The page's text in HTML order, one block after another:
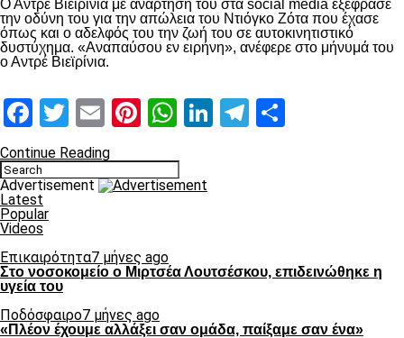
Ο Αντρέ Βιεϊρίνια με ανάρτηση του στα social media εξέφρασε
την οδύνη του για την απώλεια του Ντιόγκο Ζότα που έχασε
όπως και ο αδελφός του την ζωή του σε αυτοκινητιστικό
δυστύχημα. «Αναπαύσου εν ειρήνη», ανέφερε στο μήνυμά του
ο Αντρέ Βιεϊρίνια.
Facebook
Twitter
EmailPinterest
WhatsApp
LinkedIn
Telegram
Continue Reading
Advertisement
Latest
Popular
Videos
Επικαιρότητα7 μήνες ago
Στο νοσοκομείο ο Μιρτσέα Λουτσέσκου, επιδεινώθηκε η
υγεία του
Ποδόσφαιρο7 μήνες ago
«Πλέον έχουμε αλλάξει σαν ομάδα, παίξαμε σαν ένα»